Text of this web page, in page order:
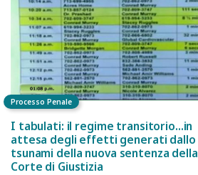
Processo Penale
I tabulati: il regime transitorio...in
attesa degli effetti generati dallo
tsunami della nuova sentenza della
Corte di Giustizia